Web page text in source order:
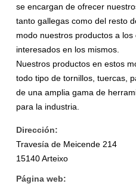
se encargan de ofrecer
tanto gallegas como del resto
modo nuestros productos a
interesados en los mismos.
Nuestros productos en estos
todo tipo de tornillos, tuercas,
de una amplia gama de
para la industria.
Dirección:
Travesía de Meicende 214
15140 Arteixo
Página web: